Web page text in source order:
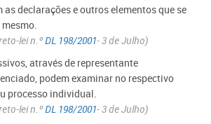
as declarações e outros elementos que se
lei n.ºDL 198/2001- 3 de Julho)
através de representante
podem examinar no respectivo
processo individual.
lei n.ºDL 198/2001- 3 de Julho)